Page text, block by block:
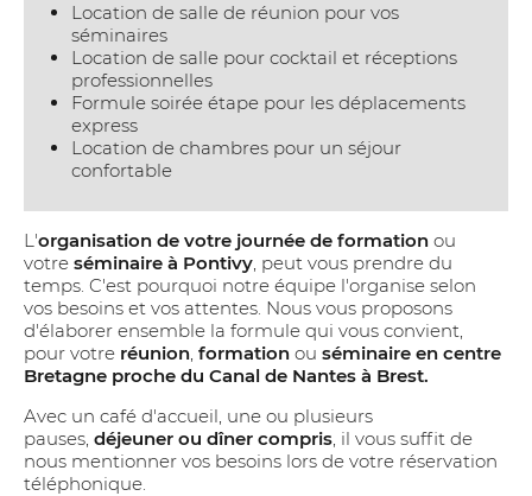
Location de salle de réunion pour vos
séminaires
Location de salle pour cocktail et réceptions
professionnelles
Formule soirée étape pour les déplacements
express
Location de chambres pour un séjour
confortable
L'organisation de votre journée de formation ou
votre séminaire à Pontivy, peut vous prendre du
temps. C'est pourquoi notre équipe l'organise selon
vos besoins et vos attentes. Nous vous proposons
d'élaborer ensemble la formule qui vous convient,
pour votre réunion, formation ou séminaire en centre
Bretagne proche du Canal de Nantes à Brest.
Avec un café d'accueil, une ou plusieurs
pauses, déjeuner ou dîner compris, il vous suffit de
nous mentionner vos besoins lors de votre réservation
téléphonique.